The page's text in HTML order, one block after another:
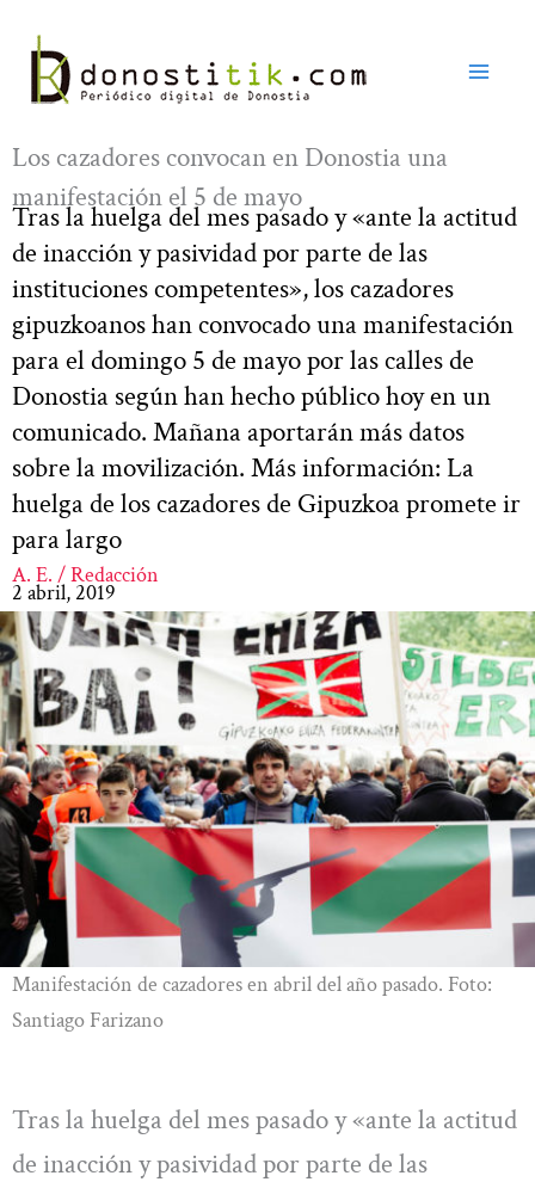
contenido
Los cazadores convocan en Donostia una
manifestación el 5 de mayo
Tras la huelga del mes pasado y «ante la actitud
de inacción y pasividad por parte de las
instituciones competentes», los cazadores
gipuzkoanos han convocado una manifestación
para el domingo 5 de mayo por las calles de
Donostia según han hecho público hoy en un
comunicado. Mañana aportarán más datos
sobre la movilización. Más información: La
huelga de los cazadores de Gipuzkoa promete ir
para largo
A. E. / Redacción
2 abril, 2019
Manifestación de cazadores en abril del año pasado. Foto:
Santiago Farizano
Tras la huelga del mes pasado y «ante la actitud
de inacción y pasividad por parte de las